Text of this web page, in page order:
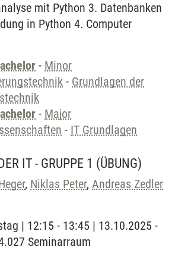
mit Python 3. Datenbanken
in Python 4. Computer
- Minor
- Grundlagen der
- Major
- IT Grundlagen
IT - GRUPPE 1 (ÜBUNG)
, Niklas Peter, Andreas Zedler
| 12:15 - 13:45 | 13.10.2025 -
Seminarraum